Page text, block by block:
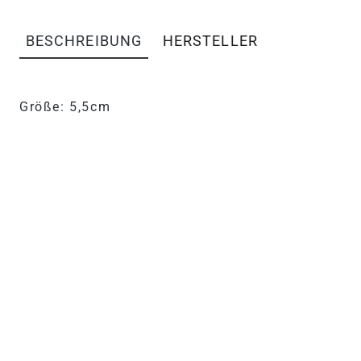
BESCHREIBUNG HERSTELLER
Größe: 5,5cm